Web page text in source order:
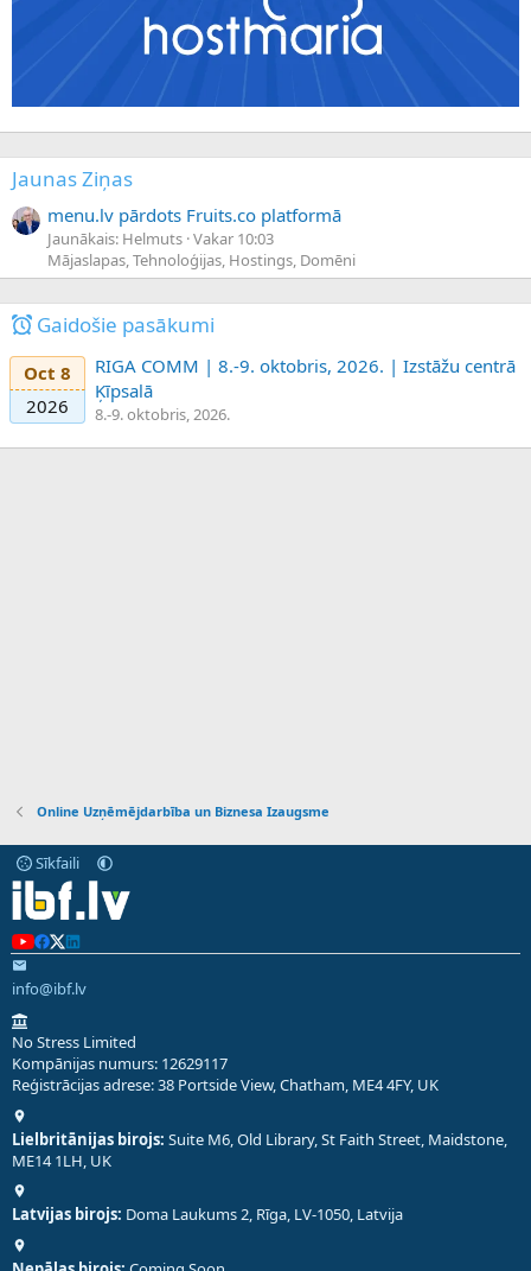
Jaunas Ziņas
menu.lv pārdots Fruits.co platformā
Jaunākais: Helmuts Vakar 10:03
Mājaslapas, Tehnoloģijas, Hostings, Domēni
Gaidošie pasākumi
Oct 8
2026
RIGA COMM | 8.-9. oktobris, 2026. | Izstāžu centrā
Ķīpsalā
8.-9. oktobris, 2026.
Online Uzņēmējdarbība un Biznesa Izaugsme
Sīkfaili
info@ibf.lv
No Stress Limited
Kompānijas numurs: 12629117
Reģistrācijas adrese: 38 Portside View, Chatham, ME4 4FY, UK
Lielbritānijas birojs: Suite M6, Old Library, St Faith Street, Maidstone,
ME14 1LH, UK
Latvijas birojs: Doma Laukums 2, Rīga, LV-1050, Latvija